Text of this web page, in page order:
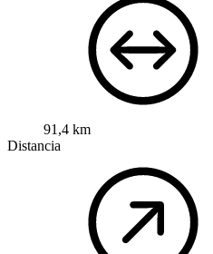
91,4 km
Distancia